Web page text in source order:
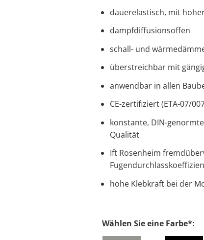
dauerelastisch, mit
dampfdiffusionsoffen
schall- und
überstreichbar mit
anwendbar in allen
CE-zertifiziert (ETA-07/
konstante, DIN-
Qualität
Ift Rosenheim
hohe Klebkraft bei der